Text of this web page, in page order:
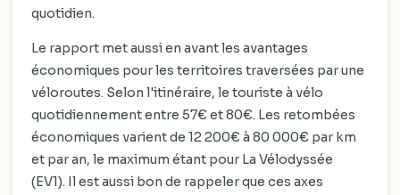
quotidien.
Le rapport met aussi en avant les avantages
économiques pour les territoires traversées par une
véloroutes. Selon l'itinéraire, le touriste à vélo
quotidiennement entre 57€ et 80€. Les retombées
économiques varient de 12 200€ à 80 000€ par km
et par an, le maximum étant pour La Vélodyssée
(EV1). Il est aussi bon de rappeler que ces axes